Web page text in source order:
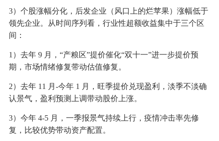
3）个股涨幅分化，后发企业（风口上的烂苹果）涨幅低于
领先企业。从时间序列看，行业性超额收益集中于三个区
间：
1）去年 9 月，“产粮区”提价催化“双十一”进一步提价预
期，市场情绪修复带动估值修复。
2）去年 11 月-今年 1 月，旺季提价兑现盈利，淡季不淡确
认景气，盈利预测上调带动股价上涨。
3）今年 4-5 月，一季报景气持续上行，疫情冲击率先修
复，比较优势带动资产配置。